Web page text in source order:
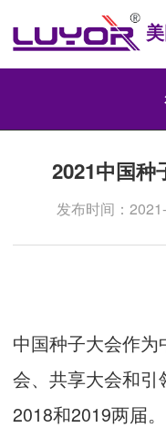
2021中国种
发布时间：
中国种子大会作
会、共享大会和
2018和2019两届